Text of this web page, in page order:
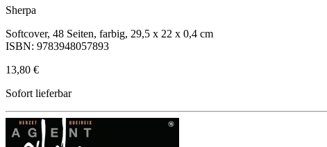
Sherpa
Softcover, 48 Seiten, farbig, 29,5 x 22 x 0,4 cm
ISBN: 9783948057893
13,80 €
Sofort lieferbar